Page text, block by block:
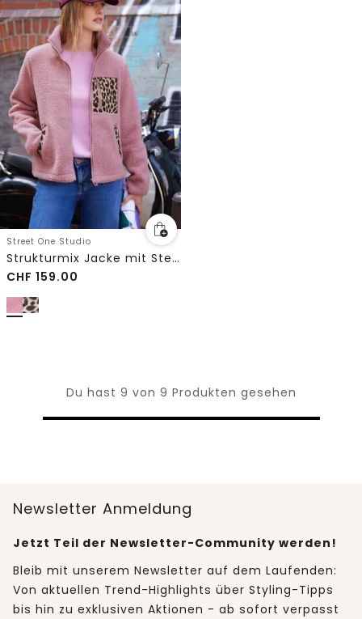
Street One Studio
Strukturmix Jacke mit Stehkragen
CHF 159.00
Du hast 9 von 9 Produkten gesehen
Newsletter Anmeldung
Jetzt Teil der Newsletter-Community werden!
Bleib mit unserem Newsletter auf dem Laufenden:
Von aktuellen Trend-Highlights über Styling-Tipps
bis hin zu exklusiven Aktionen - ab sofort verpasst